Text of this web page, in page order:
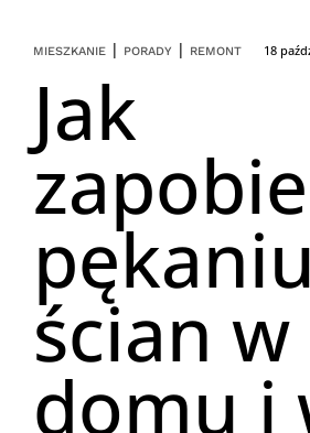
MIESZKANIE | PORADY | REMONT 18
Jak
pękaniu
ścian w
domu i